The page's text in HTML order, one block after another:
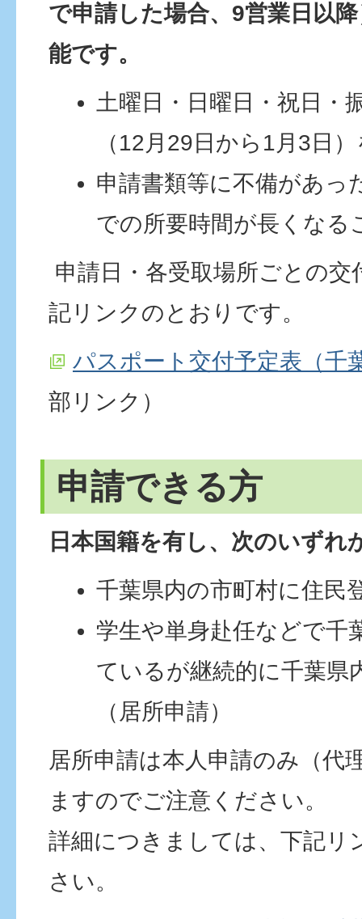
で申請した場合、9営業日以降
能です。
土曜日・日曜日・祝日・
（12月29日から1月3日
申請書類等に不備があっ
での所要時間が長くなる
申請日・各受取場所ごとの交
記リンクのとおりです。
パスポート交付予定表（千
部リンク）
申請できる方
日本国籍を有し、次のいず
千葉県内の市町村に住民
学生や単身赴任などで千
ているが継続的に千葉県
（居所申請）
居所申請は本人申請のみ（代
ますのでご注意ください。
詳細につきましては、下記リ
さい。